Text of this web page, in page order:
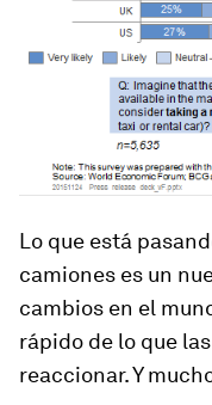
Lo que está
camiones es un
cambios en el
rápido de lo que
reaccionar. Y